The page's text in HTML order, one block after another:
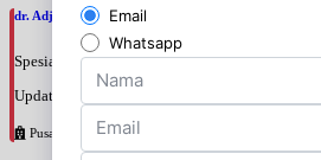
dr. Adji Suprajitno, SpPD
Spesialis: Penyakit Dalam
Update terakhir: 2026-08-07 20:37:59
Pusat Pertamina